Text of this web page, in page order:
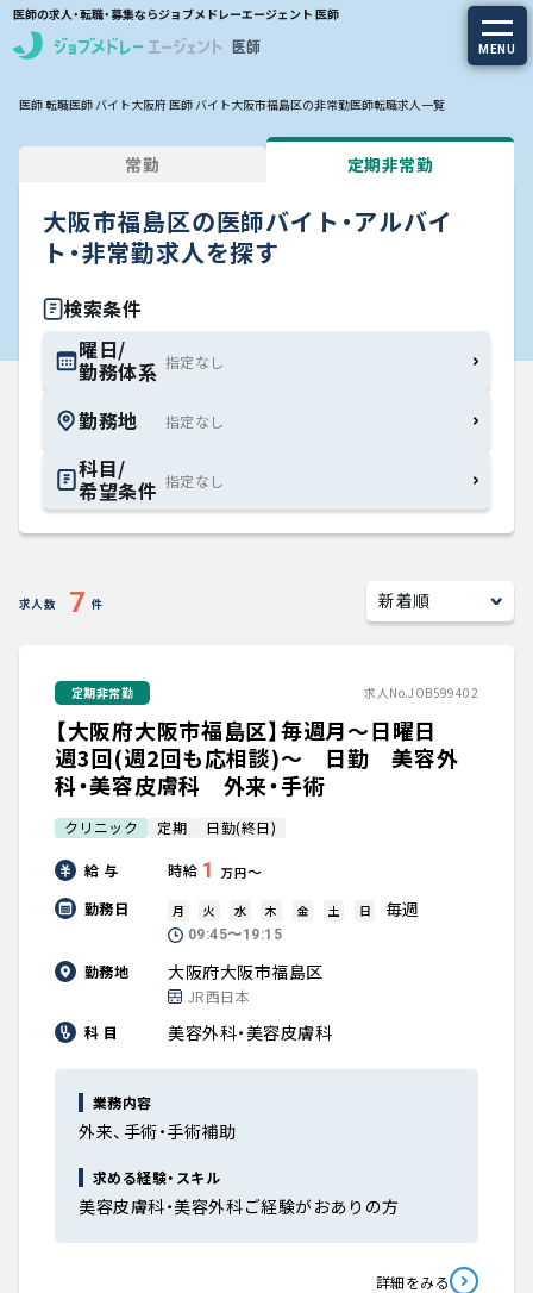
医師の求人・転職・募集ならジョブメドレーエージェント 医師
MENU
求人を探す
常勤の求人
定期非常勤の求人
特集から探す
エージェントサービス
エージェントサービスTOP
サービスの流れ
知りたい・聞きたい
転職成功事例
医師の転職マニュアル
データで見る医師の平均年収
医師に役立つ取材記事
医師 転職医師 バイト大阪府 医師 バイト大阪市福島区の非常勤医師転職求人一覧
常勤 定期非常勤
大阪市福島区の医師バイト・アルバイ
ト・非常勤求人を探す
検索条件
曜日/
勤務体系
勤務地
科目/
希望条件
求人数 7 件
定期非常勤 求人No.JOB599402
【大阪府大阪市福島区】毎週月～日曜日
週3回(週2回も応相談)～ 日勤 美容外
科・美容皮膚科 外来・手術
クリニック 定期 日勤(終日)
給 与 時給 1 万円〜
勤務日
月 火 水 木 金 土 日 毎週
09:45〜19:15
勤務地 大阪府大阪市福島区
JR西日本
科 目
美容外科・美容皮膚科
業務内容
外来、手術・手術補助
求める経験・スキル
美容皮膚科・美容外科ご経験がおありの方
詳細をみる